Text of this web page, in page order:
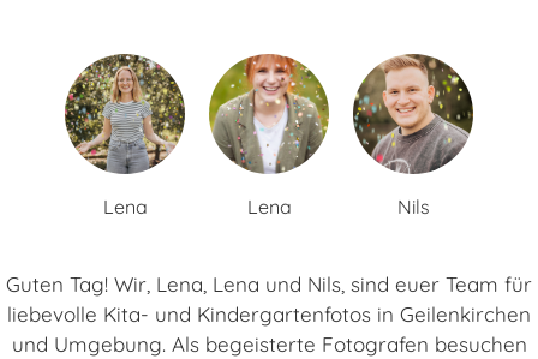
Lena Lena Nils
Guten Tag! Wir, Lena, Lena und Nils, sind euer Team für
liebevolle Kita- und Kindergartenfotos in Geilenkirchen
und Umgebung. Als begeisterte Fotografen besuchen